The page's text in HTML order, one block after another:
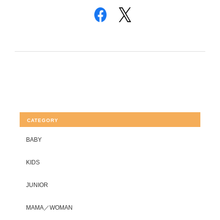
CATEGORY
BABY
KIDS
JUNIOR
MAMA／WOMAN